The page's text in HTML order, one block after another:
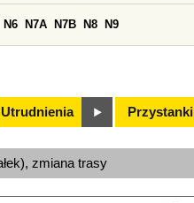
N6 N7A N7B N8 N9
Utrudnienia Przystanki
zmiana trasy